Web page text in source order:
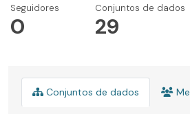
Seguidores
0
Conjuntos de dados
29
Conjuntos de dados